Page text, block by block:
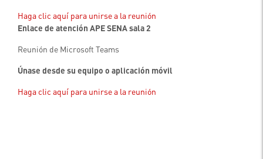
Haga clic aquí para unirse a la reunión
Enlace de atención APE SENA sala 2
Reunión de Microsoft Teams
Únase desde su equipo o aplicación móvil
Haga clic aquí para unirse a la reunión